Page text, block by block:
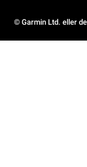
© Garmin Ltd. eller